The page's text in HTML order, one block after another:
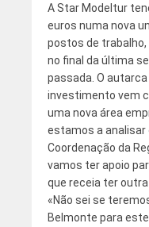
A Star Modeltur
euros numa nova
postos de trabalho,
no final da última
passada. O
investimento vem
uma nova área
estamos a analisar
Coordenação da
vamos ter apoio
que receia ter
«Não sei se
Belmonte para